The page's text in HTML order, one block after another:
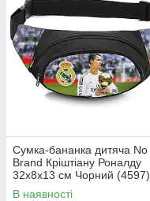
Сумка-бананка дитяча No
Brand Кріштіану Роналду
32x8x13 см Чорний (4597)
В наявності